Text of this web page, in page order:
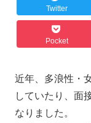
Twitter
Pocket
近年、多浪性・
していたり、面
なりました。